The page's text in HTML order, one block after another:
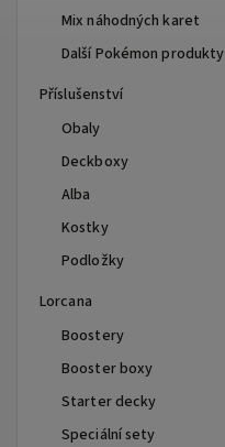
Mix náhodných karet
Další Pokémon produkty
Příslušenství
Obaly
Deckboxy
Alba
Kostky
Podložky
Lorcana
Boostery
Booster boxy
Starter decky
Speciální sety